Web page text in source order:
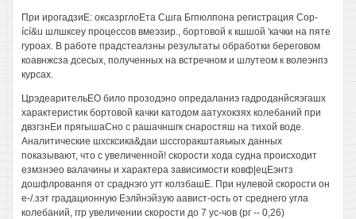
При ирогадзиЕ: оксазрглоЕта Сшга Бгпюлпона регистрация Сор-
ící&u шлшксеу процессов вмеэзир., бортовой к кшшой 'качки на пяте
гуроах. В работе прадстеалзны результаты обработки береговом
коавнжсза дсесых, полученных на встречном и шлутеом к волеэнпз
курсах.
ЦрэдеарительЕО било прозодэно опредаланиэ гадроданйсяэгашх
характеристик бортовой качки катодом аатухокзях колебаний при
двзгзнЕи прягышаСно с рашачншгк снаростяш на тихой воде.
Аналитические шхсксика&даи шссгоракштаяькых данных
показывают, что с увеличенной! скорости хода судна происходит
езмзнэео валачины и характера зависимости ковф|ецЕэнтз
дошфлрованпя от сраднэго угт колзбашЕ. При нулевой скорости он
е-/.зэт градационную Еэлйнэйзую аавист-ость от среднего угла
колебаний, ггр увеличении скорости до 7 ус-чов (рг -- 0,26)